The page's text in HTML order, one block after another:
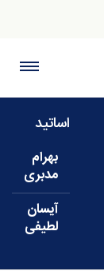
اساتید
بهرام
مدبری
آیسان
لطیفی